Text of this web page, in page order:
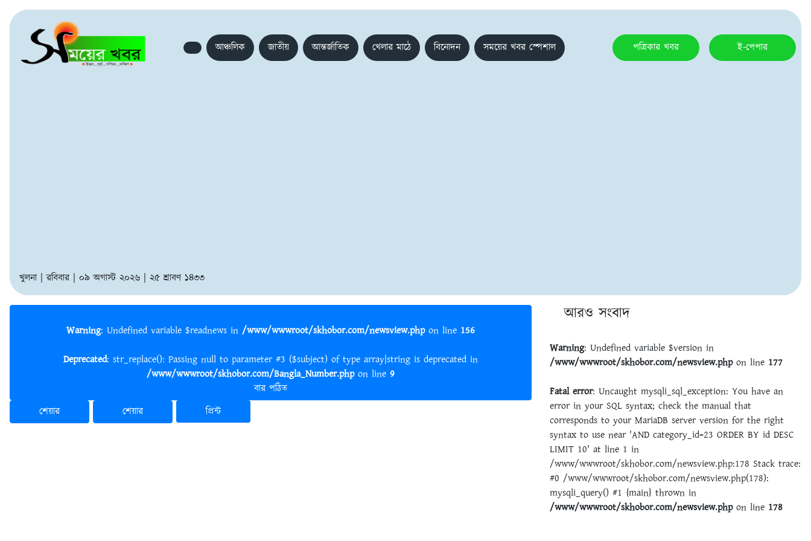
আঞ্চলিক জাতীয় আন্তর্জাতিক খেলার মাঠে বিনোদন সময়ের খবর স্পেশাল পত্রিকার খবর ই-পেপার
খুলনা | রবিবার | ০৯ অগাস্ট ২০২৬ | ২৫ শ্রাবণ ১৪৩৩
Warning : Undefined variable $readnews in /www/wwwroot/skhobor.com/newsview.phpon line 156
Deprecated : str_replace(): Passing null to parameter #3 ($subject) of type array|string is deprecated in
/www/wwwroot/skhobor.com/Bangla_Number.phpon line 9
বার পঠিত
শেয়ার
শেয়ার প্রিন্ট
আরও সংবাদ
Warning: Undefined variable $version in
/www/wwwroot/skhobor.com/newsview.phpon line 177
Fatal error: Uncaught mysqli_sql_exception: You have an
error in your SQL syntax; check the manual that
corresponds to your MariaDB server version for the right
syntax to use near 'AND category_id=23 ORDER BY id DESC
LIMIT 10' at line 1 in
/www/wwwroot/skhobor.com/newsview.php:178 Stack trace:
#0 /www/wwwroot/skhobor.com/newsview.php(178):
mysqli_query() #1 {main} thrown in
/www/wwwroot/skhobor.com/newsview.phpon line 178